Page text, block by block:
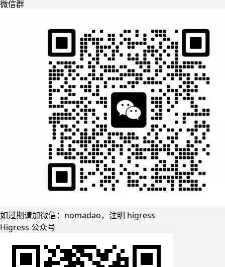
微信群
如过期请加微信：nomadao，注明 higress
Higress 公众号